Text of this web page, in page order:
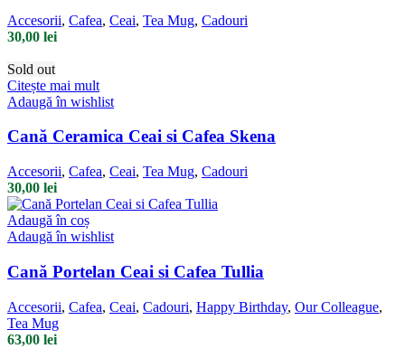
Accesorii, Cafea, Ceai, Tea Mug, Cadouri
30,00 lei
Sold out
Citește mai mult
Adaugă în wishlist
Cană Ceramica Ceai si Cafea Skena
Accesorii, Cafea, Ceai, Tea Mug, Cadouri
30,00 lei
Adaugă în coș
Adaugă în wishlist
Cană Portelan Ceai si Cafea Tullia
Accesorii, Cafea, Ceai, Cadouri, Happy Birthday, Our Colleague,
Tea Mug
63,00 lei